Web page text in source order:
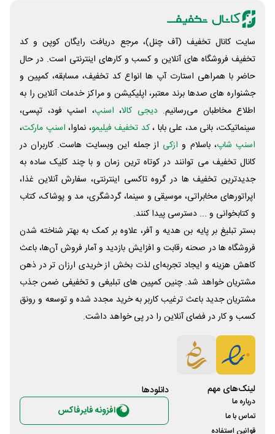
سایت کانال تخفیف (آف چنل)، مرجع دریافت رایگان کوپن و کد
تخفیف فروشگاه های آنلاین و کسب و‌ کارهای اینترنتی است. در حال
حاضر با همراهی استارت آپ ها انواع کد تخفیف، مسابقه، کمپین و
جشنواره های صدها برند معتبر، اپلیکیشن و مراکز خدمات آنلاین را به
اطلاع مخاطبان می‌رسانیم. دیجی کالا، اسنپ، اسنپ فود، تپسی،
سینماتیکت، بانی مد، علی‌ بابا ،کد تخفیف فیلیمو، نماوا، اسنپ مارکت،
اسنپ شاپ، باسلام و ازکی از جمله این وبسایت ‌هاست. کاربران در
کانال تخفیف می توانند در کوتاه ترین زمان و با چند کلیک ساده به
جدیدترین تخفیف ها در گروه تاکسی اینترنتی، سفارش آنلاین غذا،
اپراتورهای مخابراتی، موسیقی و سینما، گردشگری، مد و پوشاک، کتاب
و کتابخوانی و ... دسترسی پیدا کنند.
بستر تبلیغ بر پایه بن هدیه و آفر، علاوه بر کمک به بهتر شناخته شدن
فروشگاه ها در صحنه رقابت و افزایش بازدید و آمار فروش آن‌ها، باعث
کاهش هزینه و ایجاد تجربه‌ای لذت بخش از خریدی ارزان تر در ذهن
مشتریان خواهد شد. چنین کمپین های تبلیغی و تخفیفی ضمن جذب
مشتریان جدید باعث ترغیب کاربر به خرید مجدد شده و توسعه و رونق
کسب و کار در فضای آنلاین را در پی خواهد داشت.
لینک‌های مهم
درباره ما
تماس با ما
قوانین استفاده
دانلود‌ها
افزونه فایرفاکس